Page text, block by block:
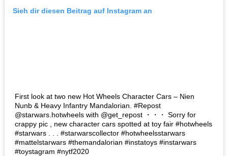
Sieh dir diesen Beitrag auf Instagram an
First look at two new Hot Wheels Character Cars – Nien
Nunb & Heavy Infantry Mandalorian. #Repost
@starwars.hotwheels with @get_repost ・・・ Sorry for
crappy pic , new character cars spotted at toy fair #hotwheels
#starwars . . . #starwarscollector #hotwheelsstarwars
#mattelstarwars #themandalorian #instatoys #instarwars
#toystagram #nytf2020